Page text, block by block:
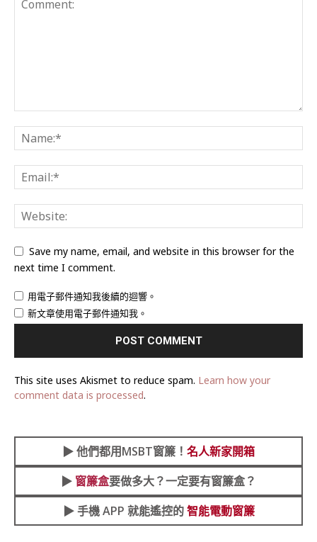
Save my name, email, and website in this browser for the
next time I comment.
用電子郵件通知我後續的迴響。
新文章使用電子郵件通知我。
This site uses Akismet to reduce spam. Learn how your
comment data is processed.
▶︎他們都用MSBT窗簾！ 名人新家開箱
▶︎ 窗簾盒要做多大？一定要有窗簾盒？
▶︎ 手機 APP 就能遙控的智能電動窗簾